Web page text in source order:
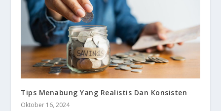
Tips Menabung Yang Realistis Dan Konsisten
Oktober 16, 2024